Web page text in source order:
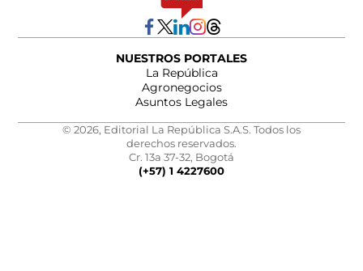
NUESTROS PORTALES
La República
Agronegocios
Asuntos Legales
© 2026, Editorial La República S.A.S. Todos los
derechos reservados.
Cr. 13a 37-32, Bogotá
(+57) 1 4227600